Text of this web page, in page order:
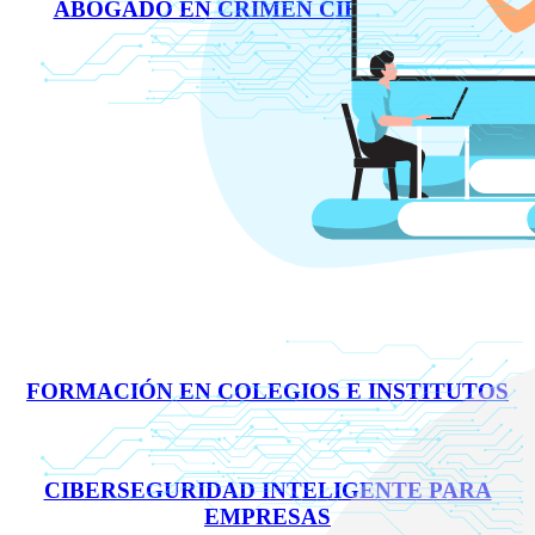
CIBERSEGURIDAD INTELIGENTE PARA
EMPRESAS
ABOGADO EN CRIMEN CIBERNÉTICO
FORMACIÓN EN COLEGIOS E INSTITUTOS